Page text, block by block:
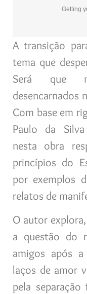
Getting
A transição
tema que
Será que
desencarnados
Com base em
Paulo da
nesta obra
princípios do
por exemplos
relatos de
O autor
a questão do
amigos após
laços de amor
pela